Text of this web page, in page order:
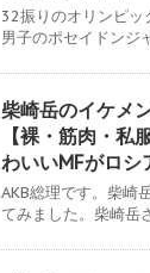
32振りのオリンピ
男子のポセイドンジ
柴崎岳のイケメ
【裸・筋肉・私
わいいMFがロシ
AKB総理です。柴崎
てみました。柴崎岳